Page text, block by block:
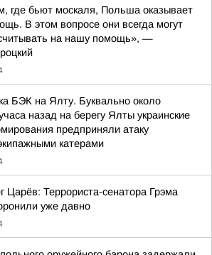
где бьют москаля, Польша оказывает
В этом вопросе они всегда могут
на нашу помощь», —
БЭК на Ялту. Буквально около
назад на берегу Ялты украинские
предприняли атаку
катерами
Царёв: Террориста-сенатора Грэма
уже давно